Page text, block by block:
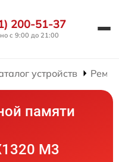
200-51-37
с 9:00 до 21:00
устройств
памяти
M3